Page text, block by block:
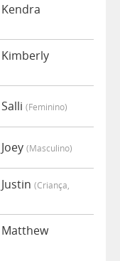
(feminino)
(masculino)
(criança,